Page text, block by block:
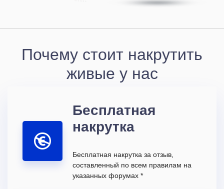
Почему стоит накрутить
живые у нас
Бесплатная
накрутка
Бесплатная накрутка за отзыв,
составленный по всем правилам на
указанных форумах *